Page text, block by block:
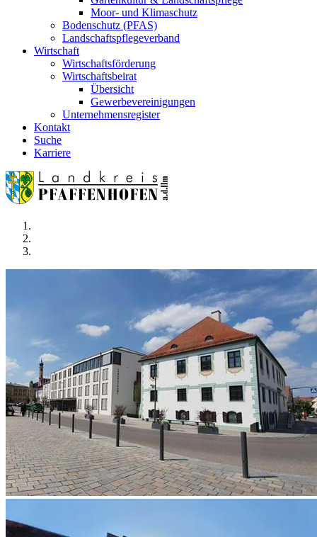
Moor- und Klimaschutz
Bodenschutz (PFAS)
Landschaftspflegeverband
Wirtschaft
Wirtschaftsförderung
Wirtschaftsbeirat
Übersicht
Gewerbevereinigungen
Unternehmensregister
Kontakt
Suche
Karriere